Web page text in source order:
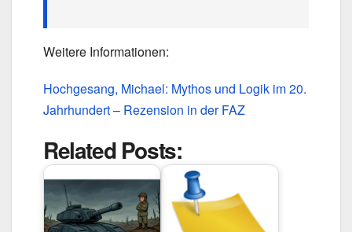
Weitere Informationen:
Hochgesang, Michael: Mythos und Logik im 20.
Jahrhundert – Rezension in der FAZ
Related Posts: